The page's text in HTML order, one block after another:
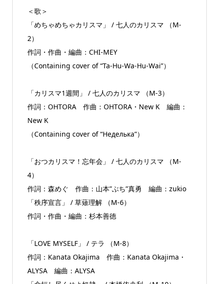
＜歌＞
「めちゃめちゃカリスマ」 / 七人のカリスマ （M-
2）
作詞・作曲・編曲：CHI-MEY
（Containing cover of “Ta-Hu-Wa-Hu-Wai”）
「カリスマ1週間」 / 七人のカリスマ （M-3）
作詞：OHTORA 作曲：OHTORA・New K 編曲：
New K
（Containing cover of “Неделька”）
「おつカリスマ！忘年会」 / 七人のカリスマ （M-
4）
作詞：森めぐ 作曲：山本”ぶち”真勇 編曲：zukio
「秩序宣言」 / 草薙理解 （M-6）
作詞・作曲・編曲：杉本善徳
「LOVE MYSELF」 / テラ （M-8）
作詞：Kanata Okajima 作曲：Kanata Okajima・
ALYSA 編曲：ALYSA